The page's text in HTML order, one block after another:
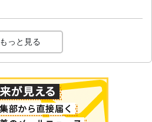
もっと見る